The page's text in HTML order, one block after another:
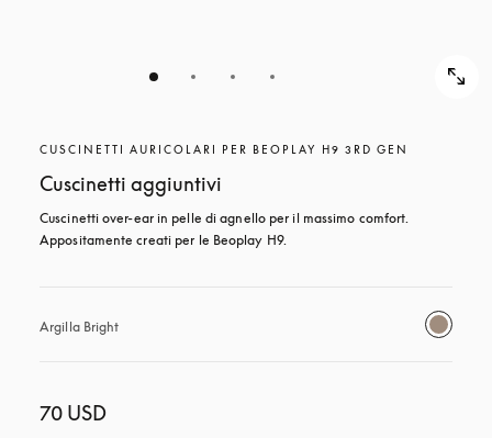
CUSCINETTI AURICOLARI PER BEOPLAY H9 3RD GEN
Cuscinetti aggiuntivi
Cuscinetti over-ear in pelle di agnello per il massimo comfort.
Appositamente creati per le Beoplay H9.
Argilla Bright
70 USD